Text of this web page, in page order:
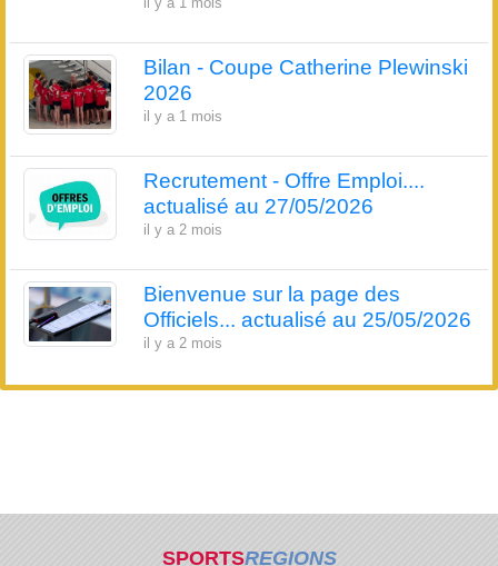
Bilan - Coupe Catherine Plewinski
2026
il y a 1 mois
Recrutement - Offre Emploi....
actualisé au 27/05/2026
il y a 2 mois
Bienvenue sur la page des
Officiels... actualisé au 25/05/2026
il y a 2 mois
SPORTSREGIONS